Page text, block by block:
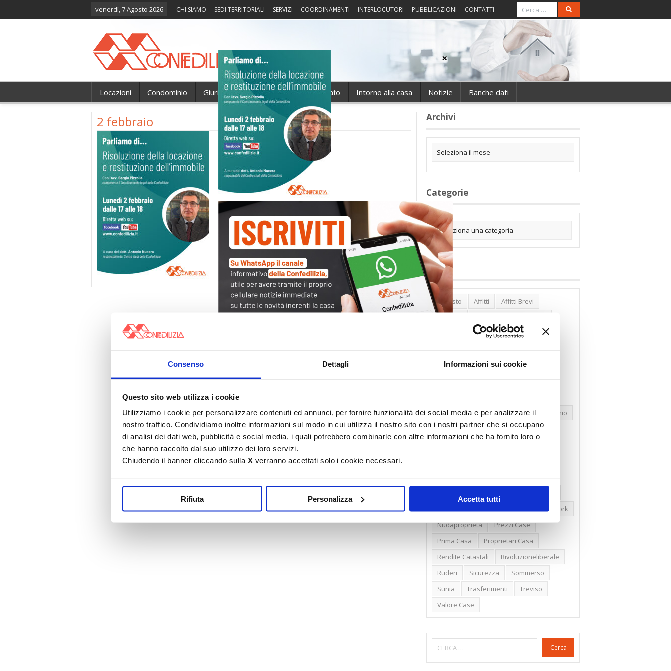
Consenso Dettagli Informazioni sui cookie
Questo sito web utilizza i cookie
Utilizziamo i cookie per personalizzare contenuti ed annunci, per fornire funzionalità dei social media e per analizzare il
nostro traffico. Condividiamo inoltre informazioni sul modo in cui utilizza il nostro sito con i nostri partner che si occupano
di analisi dei dati web, pubblicità e social media, i quali potrebbero combinarle con altre informazioni che ha fornito loro o
che hanno raccolto dal suo utilizzo dei loro servizi.
Chiudendo il banner cliccando sulla X verranno accettati solo i cookie necessari.
Rifiuta Personalizza Accetta tutti
venerdì, 7 Agosto 2026 CHI SIAMO SEDI TERRITORIALI SERVIZI COORDINAMENTI INTERLOCUTORI PUBBLICAZIONI CONTATTI
Locazioni Condominio Giurisprudenza Fisco Portierato Intorno alla casa Notizie Banche dati
2 febbraio Archivi
Categorie
Tag
30posto Affitti
Affitti Brevi
Banca Woolwich
Bilocali
Cambioabitazione
Carenza Alloggi
Compravendite Immobiliari
Condominio
Confcommercio
Confedilizia.EU
New York
Nudaproprietà
Prezzi Case
Prima Casa
Proprietari Casa
Rendite Catastali
Rivoluzioneliberale
Ruderi
Sicurezza
Sommerso
Sunia
Trasferimenti
Treviso
Valore Case
Cerca